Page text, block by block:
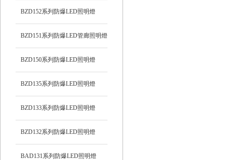
BZD152系列防爆LED照明燈
BZD151系列防爆LED管廊照明燈
BZD150系列防爆LED照明燈
BZD135系列防爆LED照明燈
BZD133系列防爆LED照明燈
BZD132系列防爆LED照明燈
BAD131系列防爆LED照明燈